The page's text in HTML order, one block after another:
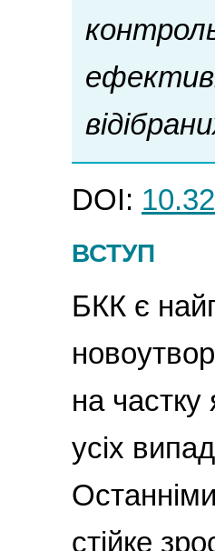
DOI:
ВСТУП
БКК є
на частку
усіх
стійке